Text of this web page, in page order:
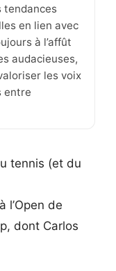
tendances
en lien avec
à l’affût
audacieuses,
les voix
entre
tennis (et du
l’Open de
dont Carlos